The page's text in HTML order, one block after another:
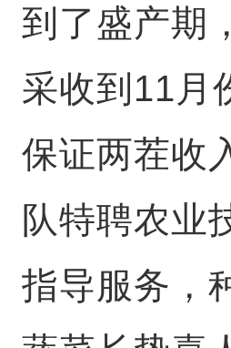
到了盛产期
采收到11月
保证两茬收
队特聘农业
指导服务，